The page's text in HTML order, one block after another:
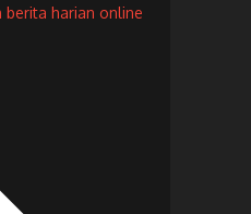
berita harian online